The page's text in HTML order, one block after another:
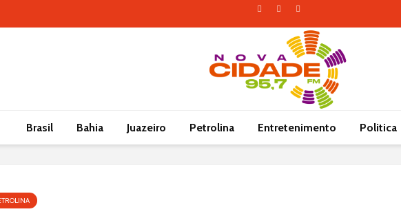
Brasil Bahia Juazeiro Petrolina Entretenimento Politica